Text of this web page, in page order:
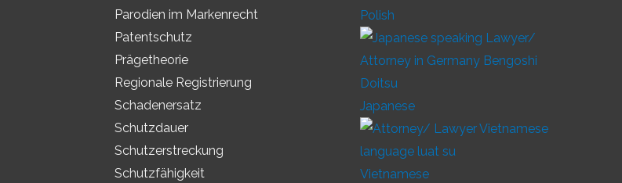
Parodien im Markenrecht
Patentschutz
Prägetheorie
Regionale Registrierung
Schadenersatz
Schutzdauer
Schutzerstreckung
Schutzfähigkeit
Polish
Japanese
Vietnamese